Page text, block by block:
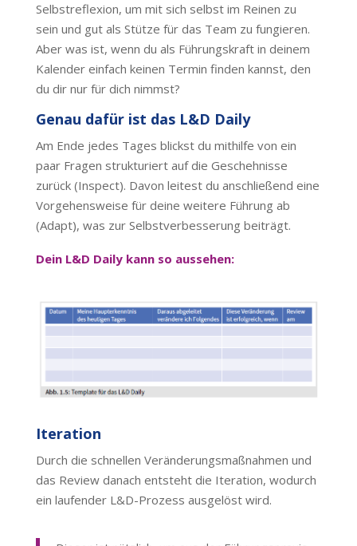
Selbstreflexion, um mit sich selbst im Reinen zu
sein und gut als Stütze für das Team zu fungieren.
Aber was ist, wenn du als Führungskraft in deinem
Kalender einfach keinen Termin finden kannst, den
du dir nur für dich nimmst?
Genau dafür ist das L&D Daily
Am Ende jedes Tages blickst du mithilfe von ein
paar Fragen strukturiert auf die Geschehnisse
zurück (Inspect). Davon leitest du anschließend eine
Vorgehensweise für deine weitere Führung ab
(Adapt), was zur Selbstverbesserung beiträgt.
Dein L&D Daily kann so aussehen:
Iteration
Durch die schnellen Veränderungsmaßnahmen und
das Review danach entsteht die Iteration, wodurch
ein laufender L&D-Prozess ausgelöst wird.